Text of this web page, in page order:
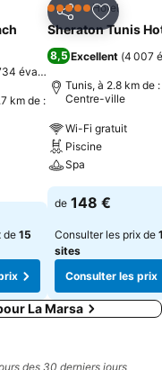
à mes favoris
évaluations
km de :
de 15
PartagerAjouter
5 Étoiles Hôtel
Sheraton Tunis
8,5 Excellent (4 007
Tunis, à 2.8 km de :
Centre-ville
Wi-Fi gratuit
Piscine
Spa
de 148 €
Consulter les prix de
sites
Consulter les prix
La Marsa
des 30 derniers jours